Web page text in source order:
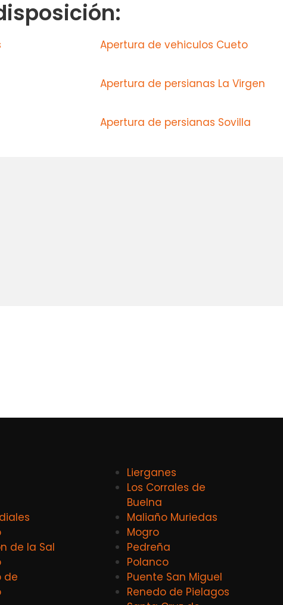
Apertura de vehiculos Cueto
Apertura de persianas La Virgen
Apertura de persianas Sovilla
de la Sal
de
Lierganes
Los Corrales de
Buelna
Maliaño Muriedas
Mogro
Pedreña
Polanco
Puente San Miguel
Renedo de Pielagos